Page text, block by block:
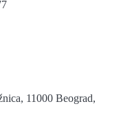
11000 Beograd,